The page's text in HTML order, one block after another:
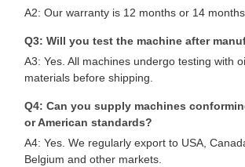
A2: Our warranty is 12 months or 14
Q3: Will you test the machine after
A3: Yes. All machines undergo testing with
materials before shipping.
Q4: Can you supply machines
or American standards?
A4: Yes. We regularly export to USA,
Belgium and other markets.